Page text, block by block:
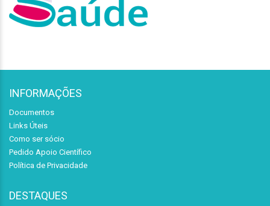
INFORMAÇÕES
Documentos
Links Úteis
Como ser sócio
Pedido Apoio Científico
Política de Privacidade
DESTAQUES